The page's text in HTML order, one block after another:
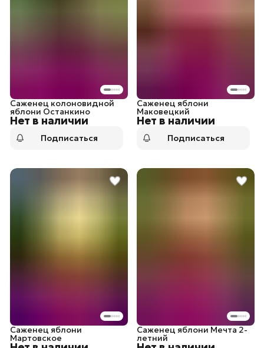
Нет в наличии
Саженец колоновидной
яблони Останкино
Подписаться
Нет в наличии
Саженец яблони
Маковецкий
Подписаться
Саженец яблони
Мартовское
Саженец яблони Мечта 2-
летний